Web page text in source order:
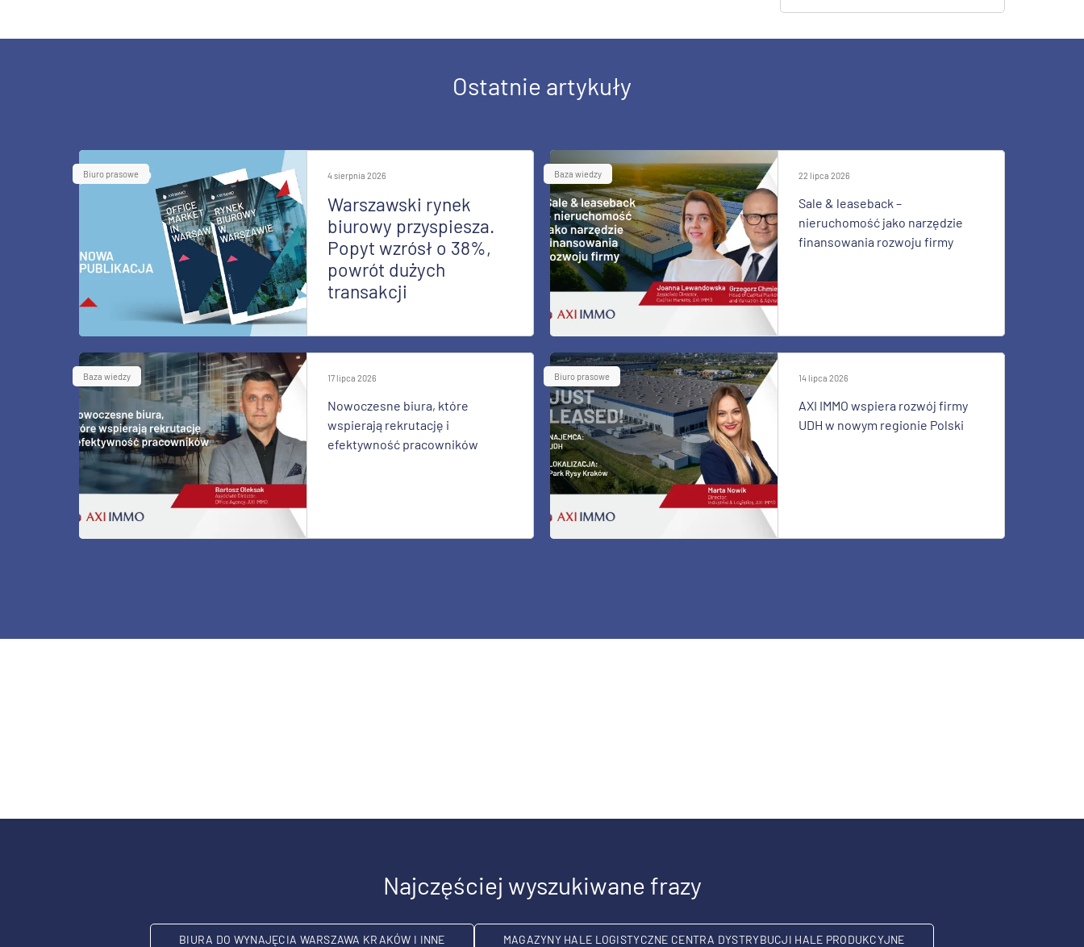
Ostatnie artykuły
Biuro prasowe 4 sierpnia 2026
Warszawski rynek
biurowy przyspiesza.
Popyt wzrósł o 38%,
powrót dużych
transakcji
Baza wiedzy 22 lipca 2026
Sale & leaseback –
nieruchomość jako narzędzie
finansowania rozwoju firmy
Baza wiedzy 17 lipca 2026
Nowoczesne biura, które
wspierają rekrutację i
efektywność pracowników
Biuro prasowe 14 lipca 2026
AXI IMMO wspiera rozwój firmy
UDH w nowym regionie Polski
Najczęściej wyszukiwane frazy
BIURA DO WYNAJĘCIA WARSZAWA KRAKÓW I INNE MAGAZYNY HALE LOGISTYCZNE CENTRA DYSTRYBUCJI HALE PRODUKCYJNE